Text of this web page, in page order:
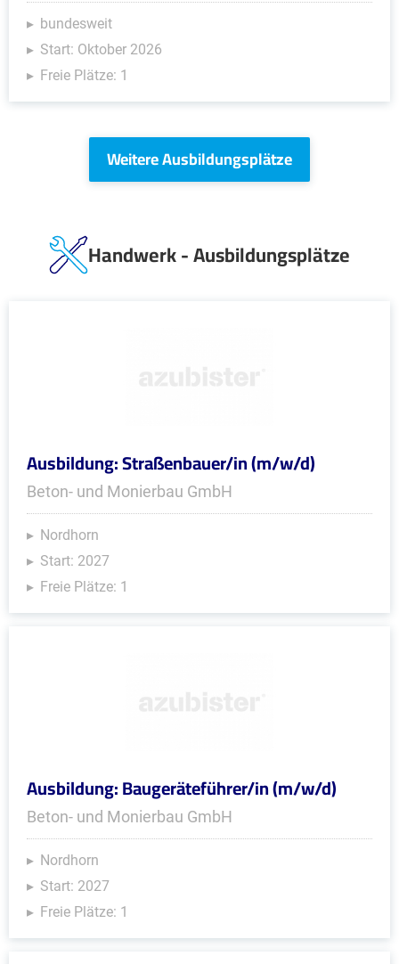
bundesweit
Start: Oktober 2026
Freie Plätze: 1
Weitere Ausbildungsplätze
Handwerk - Ausbildungsplätze
Ausbildung: Straßenbauer/in (m/w/d)
Beton- und Monierbau GmbH
Nordhorn
Start: 2027
Freie Plätze: 1
Ausbildung: Baugeräteführer/in (m/w/d)
Beton- und Monierbau GmbH
Nordhorn
Start: 2027
Freie Plätze: 1